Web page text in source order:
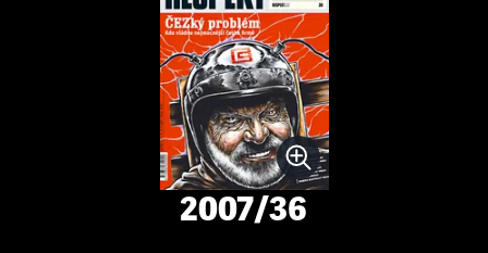
2007/36